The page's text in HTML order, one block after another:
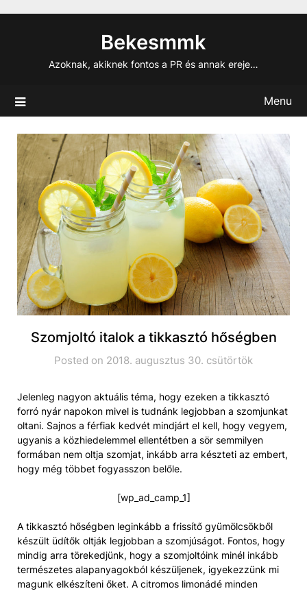
Bekesmmk
Azoknak, akiknek fontos a PR és annak ereje…
Menu
Szomjoltó italok a tikkasztó hőségben
Posted on 2018. augusztus 30. csütörtök
Jelenleg nagyon aktuális téma, hogy ezeken a tikkasztó
forró nyár napokon mivel is tudnánk legjobban a szomjunkat
oltani. Sajnos a férfiak kedvét mindjárt el kell, hogy vegyem,
ugyanis a közhiedelemmel ellentétben a sör semmilyen
formában nem oltja szomjat, inkább arra készteti az embert,
hogy még többet fogyasszon belőle.
[wp_ad_camp_1]
A tikkasztó hőségben leginkább a frissítő gyümölcsökből
készült üdítők oltják legjobban a szomjúságot. Fontos, hogy
mindig arra törekedjünk, hogy a szomjoltóink minél inkább
természetes alapanyagokból készüljenek, igyekezzünk mi
magunk elkészíteni őket. A citromos limonádé minden